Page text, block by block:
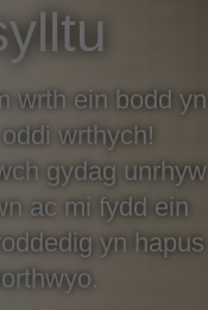
wrth ein bodd yn
wrthych!
gydag unrhyw
ac mi fydd ein
yn hapus